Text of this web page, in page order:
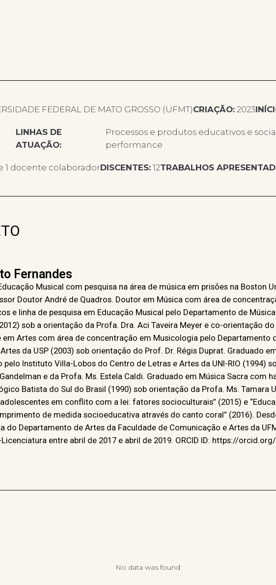
FEDERAL DE MATO GROSSO (UFMT)CRIAÇÃO: 2023
LINHAS DE
ATUAÇÃO:
Processos e produtos educativos e
performance
1 docente colaboradorDISCENTES: 12TRABALHOS
Fernandes
Musical com pesquisa na área de música em prisões na Boston
Doutor André de Quadros. Doutor em Música com área de
e linha de pesquisa em Educação Musical pelo Departamento de
sob a orientação da Profa. Dra. Aci Taveira Meyer e co-orientação
em Artes com área de concentração em Musicologia pelo Departamento
da USP (2003) sob orientação do Prof. Dr. Régis Duprat. Graduado
pelo Instituto Villa-Lobos do Centro de Letras e Artes da UNI-RIO (1994)
e da Profa. Ms. Estela Caldi. Graduado em Música Sacra com
Batista do Sul do Brasil (1990) sob orientação da Profa. Ms. Tamara
em conflito com a lei: fatores socioculturais” (2015) e
de medida socioeducativa através do canto coral” (2016).
do Departamento de Artes da Faculdade de Comunicação e Artes da
entre abril de 2017 e abril de 2019. ORCID ID: https://
No data was found